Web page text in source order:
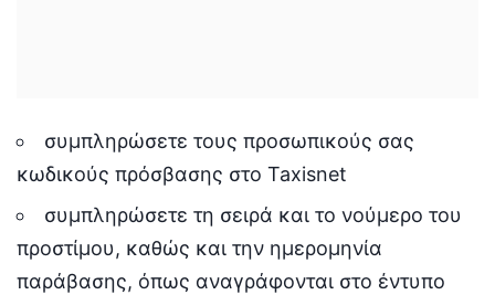
συμπληρώσετε τους προσωπικούς σας
κωδικούς πρόσβασης στο Taxisnet
συμπληρώσετε τη σειρά και το νούμερο του
προστίμου, καθώς και την ημερομηνία
παράβασης, όπως αναγράφονται στο έντυπο